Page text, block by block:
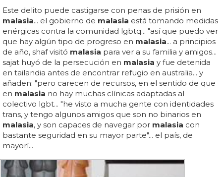
Este delito puede castigarse con penas de prisión en
malasia... el gobierno de malasia está tomando medidas
enérgicas contra la comunidad lgbtq... "así que puedo ver
que hay algún tipo de progreso en malasia... a principios
de año, shaf visitó malasia para ver a su familia y amigos...
sajat huyó de la persecución en malasia y fue detenida
en tailandia antes de encontrar refugio en australia... y
añaden: "pero carecen de recursos, en el sentido de que
en malasia no hay muchas clínicas adaptadas al
colectivo lgbt... "he visto a mucha gente con identidades
trans, y tengo algunos amigos que son no binarios en
malasia, y son capaces de navegar por malasia con
bastante seguridad en su mayor parte"... el país, de
mayorí...